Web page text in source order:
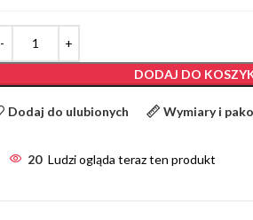
DODAJ DO
Dodaj do ulubionych Wymiary i
20 Ludzi ogląda teraz ten produkt